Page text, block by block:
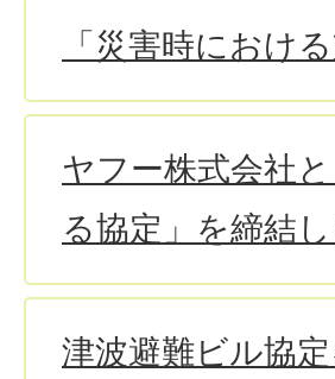
「災害時におけ
ヤフー株式会社
る協定」を締結
津波避難ビル協